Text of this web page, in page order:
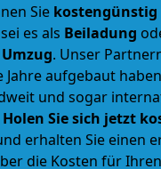
Sie kostengünstig
es als Beiladung
Umzug. Unser
Jahre aufgebaut
und sogar
Holen Sie sich jetzt
erhalten Sie einen
die Kosten für